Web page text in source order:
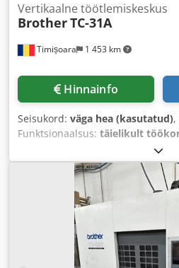
Timișoara 1 453 km
Vertikaalne töötlemiskeskus
BrotherTC-31A
Hinnainfo
Seisukord: väga hea (kasutatud),
Funktsionaalsus: täielikult
3,